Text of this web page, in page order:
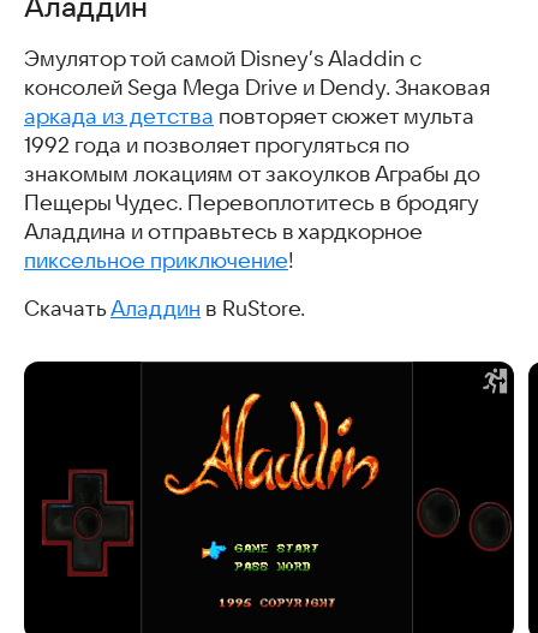
Эмулятор той самой Disney’s Aladdin с
консолей Sega Mega Drive и Dendy. Знаковая
аркада из детства повторяет сюжет мульта
1992 года и позволяет прогуляться по
знакомым локациям от закоулков Аграбы до
Пещеры Чудес. Перевоплотитесь в бродягу
Аладдина и отправьтесь в хардкорное
пиксельное приключение!
СкачатьАладдин в RuStore.